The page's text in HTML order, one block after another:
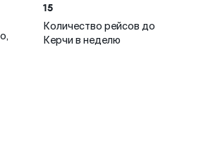
15
Количество рейсов до
Керчи в неделю